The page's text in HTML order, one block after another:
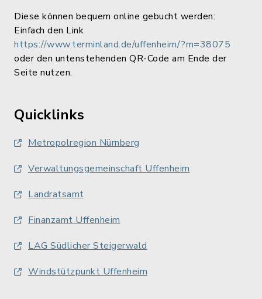
Diese können bequem online gebucht werden:
Einfach den Link
https://www.terminland.de/uffenheim/?m=38075
oder den untenstehenden QR-Code am Ende der
Seite nutzen.
Quicklinks
Metropolregion Nürnberg
Verwaltungsgemeinschaft Uffenheim
Landratsamt
Finanzamt Uffenheim
LAG Südlicher Steigerwald
Windstützpunkt Uffenheim